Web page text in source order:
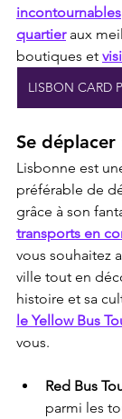
incontournables
quartier aux
boutiques et
LISBON CARD
Se
Lisbonne est
préférable de
grâce à son
transports en
vous souhaitez
ville tout en
histoire et sa
le Yellow Bus
vous.
Red Bus
parmi les